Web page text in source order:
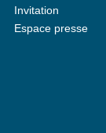
Invitation
Espace presse